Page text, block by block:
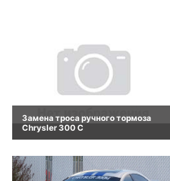
Замена троса ручного тормоза
Chrysler 300 C